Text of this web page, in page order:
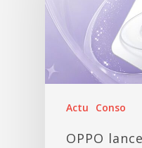
Actu Conso
OPPO